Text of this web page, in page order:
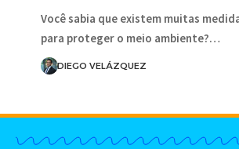
Você sabia que existem muitas
para proteger o meio ambiente?…
DIEGO VELÁZQUEZ